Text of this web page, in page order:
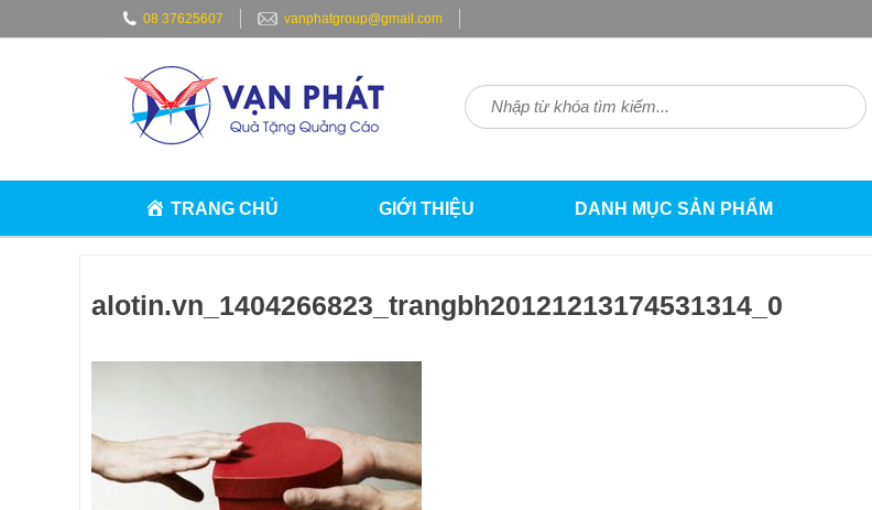
to
08 37625607 vanphatgroup@gmail.com
TRANG CHỦ GIỚI THIỆU DANH MỤC SẢN PHẨM
alotin.vn_1404266823_trangbh20121213174531314_0